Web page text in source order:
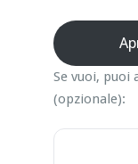
Se vuoi, puoi
(opzionale):